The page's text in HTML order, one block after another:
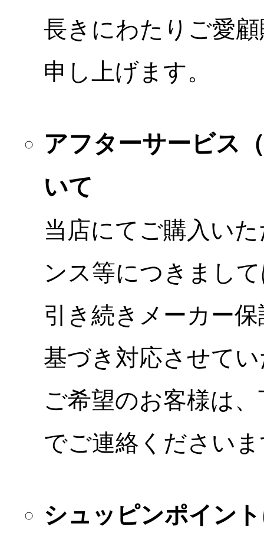
長きにわたりご愛
申し上げます。
アフターサービス
いて
当店にてご購入い
ンス等につきまし
引き続きメーカー
基づき対応させて
ご希望のお客様は
でご連絡ください
シュッピンポイン